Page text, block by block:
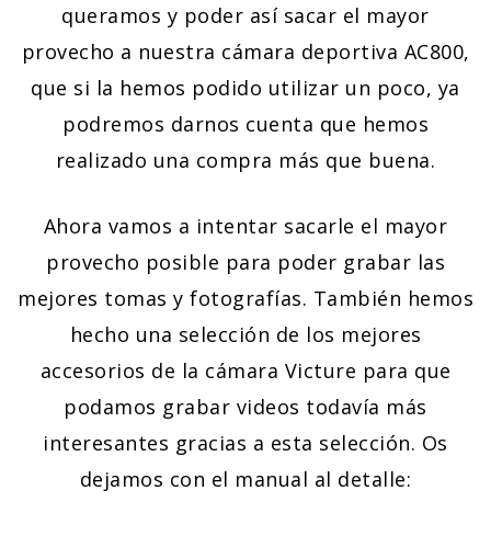
queramos y poder así sacar el mayor
provecho a nuestra cámara deportiva AC800,
que si la hemos podido utilizar un poco, ya
podremos darnos cuenta que hemos
realizado una compra más que buena.
Ahora vamos a intentar sacarle el mayor
provecho posible para poder grabar las
mejores tomas y fotografías. También hemos
hecho una selección de los mejores
accesorios de la cámara Victure para que
podamos grabar videos todavía más
interesantes gracias a esta selección. Os
dejamos con el manual al detalle: